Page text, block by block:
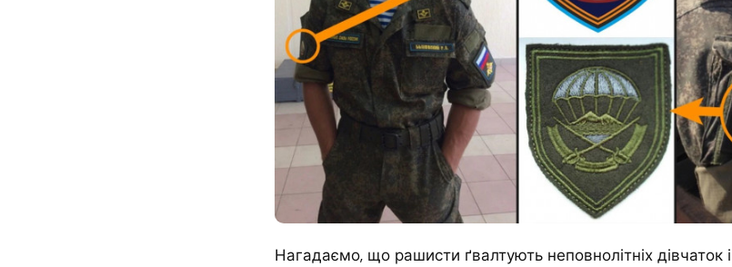
Нагадаємо, що рашисти ґвалтують неповнолітніх дівчаток і